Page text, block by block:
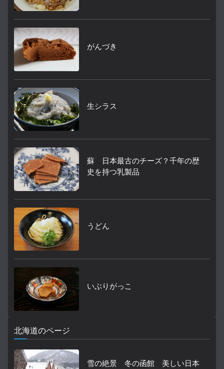
がんづき
生シラス
蘇 日本最古のチーズ？千年の歴
史を持つ乳製品
うどん
いぶりがっこ
北海道のページ
雪の絶景 冬の函館 美しい日本